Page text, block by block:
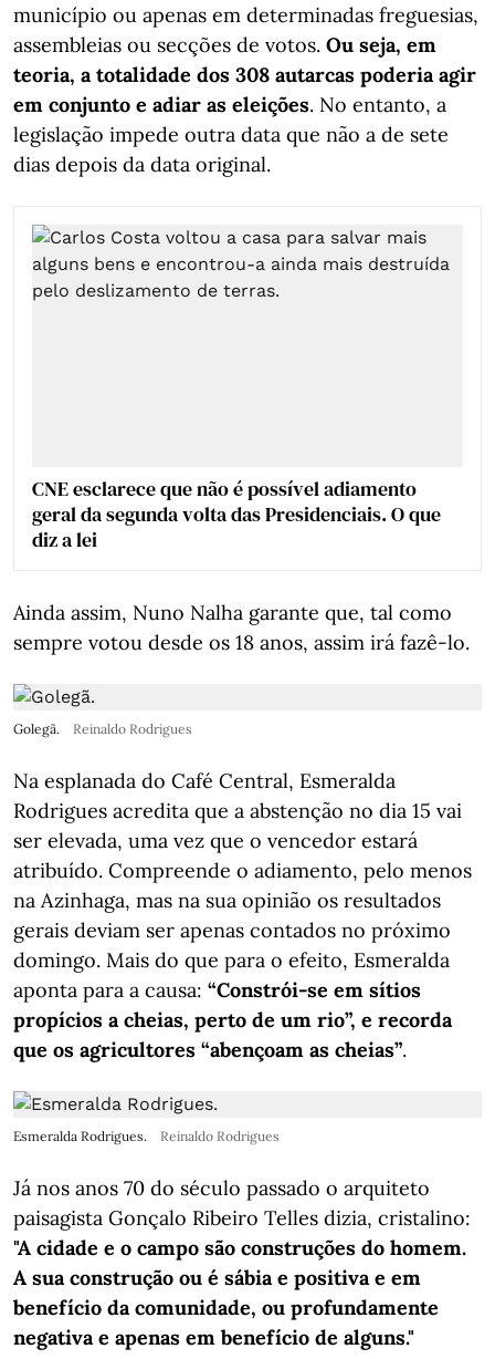
município ou apenas em determinadas freguesias,
assembleias ou secções de votos. Ou seja, em
teoria, a totalidade dos 308 autarcas poderia agir
em conjunto e adiar as eleições. No entanto, a
legislação impede outra data que não a de sete
dias depois da data original.
CNE esclarece que não é possível adiamento
geral da segunda volta das Presidenciais. O que
diz a lei
Ainda assim, Nuno Nalha garante que, tal como
sempre votou desde os 18 anos, assim irá fazê-lo.
Golegã. Reinaldo Rodrigues
Na esplanada do Café Central, Esmeralda
Rodrigues acredita que a abstenção no dia 15 vai
ser elevada, uma vez que o vencedor estará
atribuído. Compreende o adiamento, pelo menos
na Azinhaga, mas na sua opinião os resultados
gerais deviam ser apenas contados no próximo
domingo. Mais do que para o efeito, Esmeralda
aponta para a causa: “Constrói-se em sítios
propícios a cheias, perto de um rio”, e recorda
que os agricultores “abençoam as cheias”.
Esmeralda Rodrigues. Reinaldo Rodrigues
Já nos anos 70 do século passado o arquiteto
paisagista Gonçalo Ribeiro Telles dizia, cristalino:
"A cidade e o campo são construções do homem.
A sua construção ou é sábia e positiva e em
benefício da comunidade, ou profundamente
negativa e apenas em benefício de alguns."